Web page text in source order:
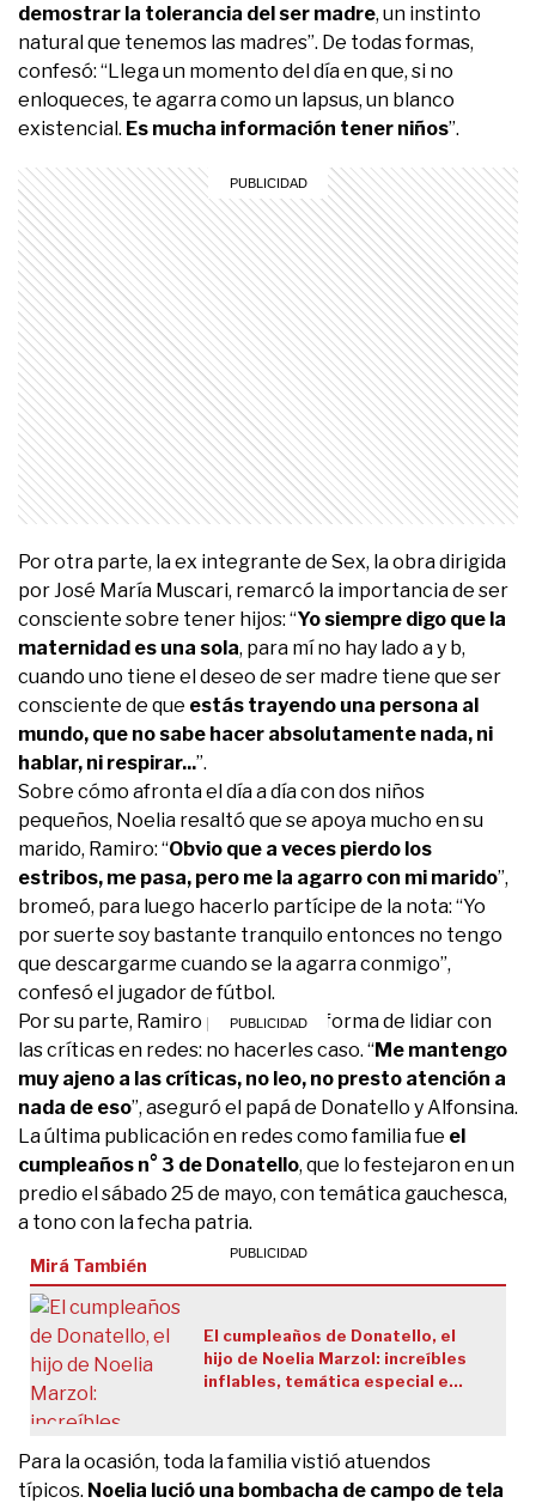
demostrar la tolerancia del ser madre, un instinto
natural que tenemos las madres”. De todas formas,
confesó: “Llega un momento del día en que, si no
enloqueces, te agarra como un lapsus, un blanco
existencial. Es mucha información tener niños”.
Por otra parte, la ex integrante de Sex, la obra dirigida
por José María Muscari, remarcó la importancia de ser
consciente sobre tener hijos: “Yo siempre digo que la
maternidad es una sola, para mí no hay lado a y b,
cuando uno tiene el deseo de ser madre tiene que ser
consciente de que estás trayendo una persona al
mundo, que no sabe hacer absolutamente nada, ni
hablar, ni respirar...”.
Sobre cómo afronta el día a día con dos niños
pequeños, Noelia resaltó que se apoya mucho en su
marido, Ramiro: “Obvio que a veces pierdo los
estribos, me pasa, pero me la agarro con mi marido”,
bromeó, para luego hacerlo partícipe de la nota: “Yo
por suerte soy bastante tranquilo entonces no tengo
que descargarme cuando se la agarra conmigo”,
confesó el jugador de fútbol.
Por su parte, Ramiro planteó otra forma de lidiar con
las críticas en redes: no hacerles caso. “Me mantengo
muy ajeno a las críticas, no leo, no presto atención a
nada de eso”, aseguró el papá de Donatello y Alfonsina.
La última publicación en redes como familia fue el
cumpleaños n° 3 de Donatello, que lo festejaron en un
predio el sábado 25 de mayo, con temática gauchesca,
a tono con la fecha patria.
Mirá También
El cumpleaños de Donatello, el
hijo de Noelia Marzol: increíbles
inflables, temática especial e
Para la ocasión, toda la familia vistió atuendos
típicos. Noelia lució una bombacha de campo de tela